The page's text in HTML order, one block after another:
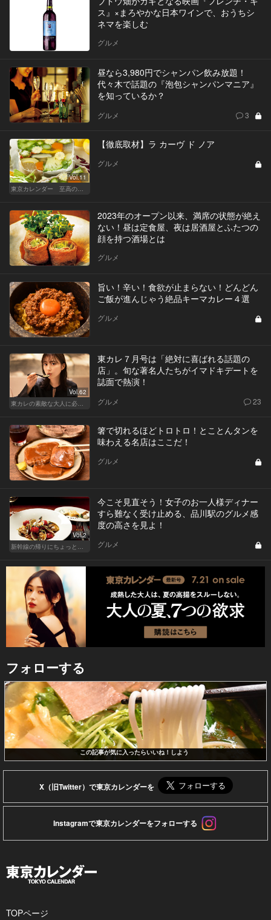
ス』×まろやかな日本ワインで、おうちシ
ネマを楽しむ
グルメ
昼なら3,980円でシャンパン飲み放題！
代々木で話題の『泡包シャンパンマニア』
を知っているか？
グルメ 3
Vol.11
【徹底取材】ラ カーヴ ド ノア
グルメ
2023年のオープン以来、満席の状態が絶え
ない！昼は定食屋、夜は居酒屋とふたつの
顔を持つ酒場とは
グルメ
旨い！辛い！食欲が止まらない！どんどん
ご飯が進んじゃう絶品キーマカレー４選
グルメ
Vol.62
東カレ７月号は「絶対に喜ばれる話題の
店」。旬な著名人たちがイマドキデートを
誌面で熱演！
グルメ 23
箸で切れるほどトロトロ！とことんタンを
味わえる名店はここだ！
グルメ
Vol.2
今こそ見直そう！女子のお一人様ディナー
すら難なく受け止める、品川駅のグルメ感
度の高さを見よ！
グルメ
フォローする
この記事が気に入ったらいいね！しよう
X（旧Twitter）で東京カレンダーを
Instagramで東京カレンダーをフォローする
TOPページ